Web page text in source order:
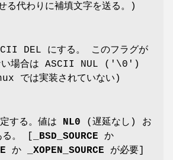
る代わりに補填文字を送る。)
DEL にする。 このフラグが
い場合は ASCII NUL ('\0')
では実装されていない)
する。値は NL0 (遅延なし) お
る。 [ _BSD_SOURCE か
か _XOPEN_SOURCE が必要]